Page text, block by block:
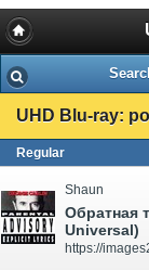
UHD Blu-ray:
Regular
Shaun
Обратная
Universal)